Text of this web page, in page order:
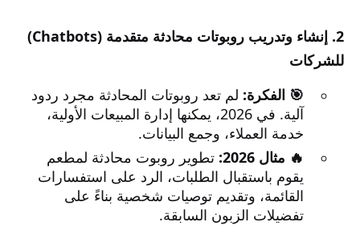
2. إنشاء وتدريب روبوتات محادثة متقدمة (Chatbots)
للشركات
🎯 الفكرة: لم تعد روبوتات المحادثة مجرد ردود
آلية. في 2026، يمكنها إدارة المبيعات الأولية،
خدمة العملاء، وجمع البيانات.
🔥 مثال 2026:
تطوير روبوت محادثة لمطعم
يقوم باستقبال الطلبات، الرد على استفسارات
القائمة، وتقديم توصيات شخصية بناءً على
تفضيلات الزبون السابقة.